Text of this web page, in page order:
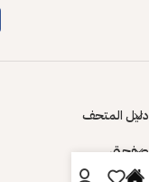
دليل المتحف
صفحتي